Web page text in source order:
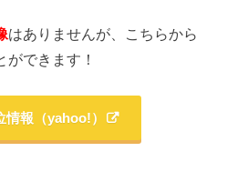
はありませんが、こちらから
ができます！
情報（yahoo!）